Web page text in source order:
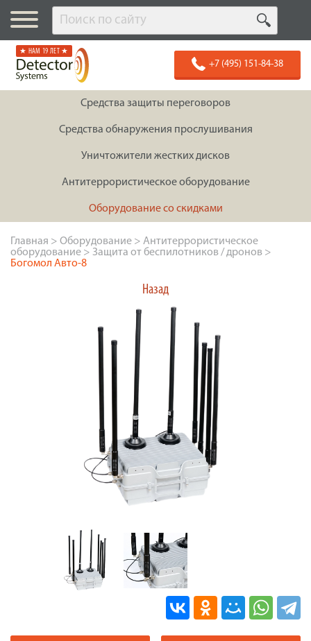
★ НАМ 19 ЛЕТ ★
+7 (495) 151-84-38
Средства защиты переговоров
Средства обнаружения прослушивания
Уничтожители жестких дисков
Антитеррористическое оборудование
Оборудование со скидками
Главная > Оборудование > Антитеррористическое
оборудование > Защита от беспилотников / дронов >
Богомол Авто-8
Назад